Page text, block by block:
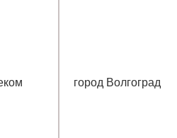
город Волгоград